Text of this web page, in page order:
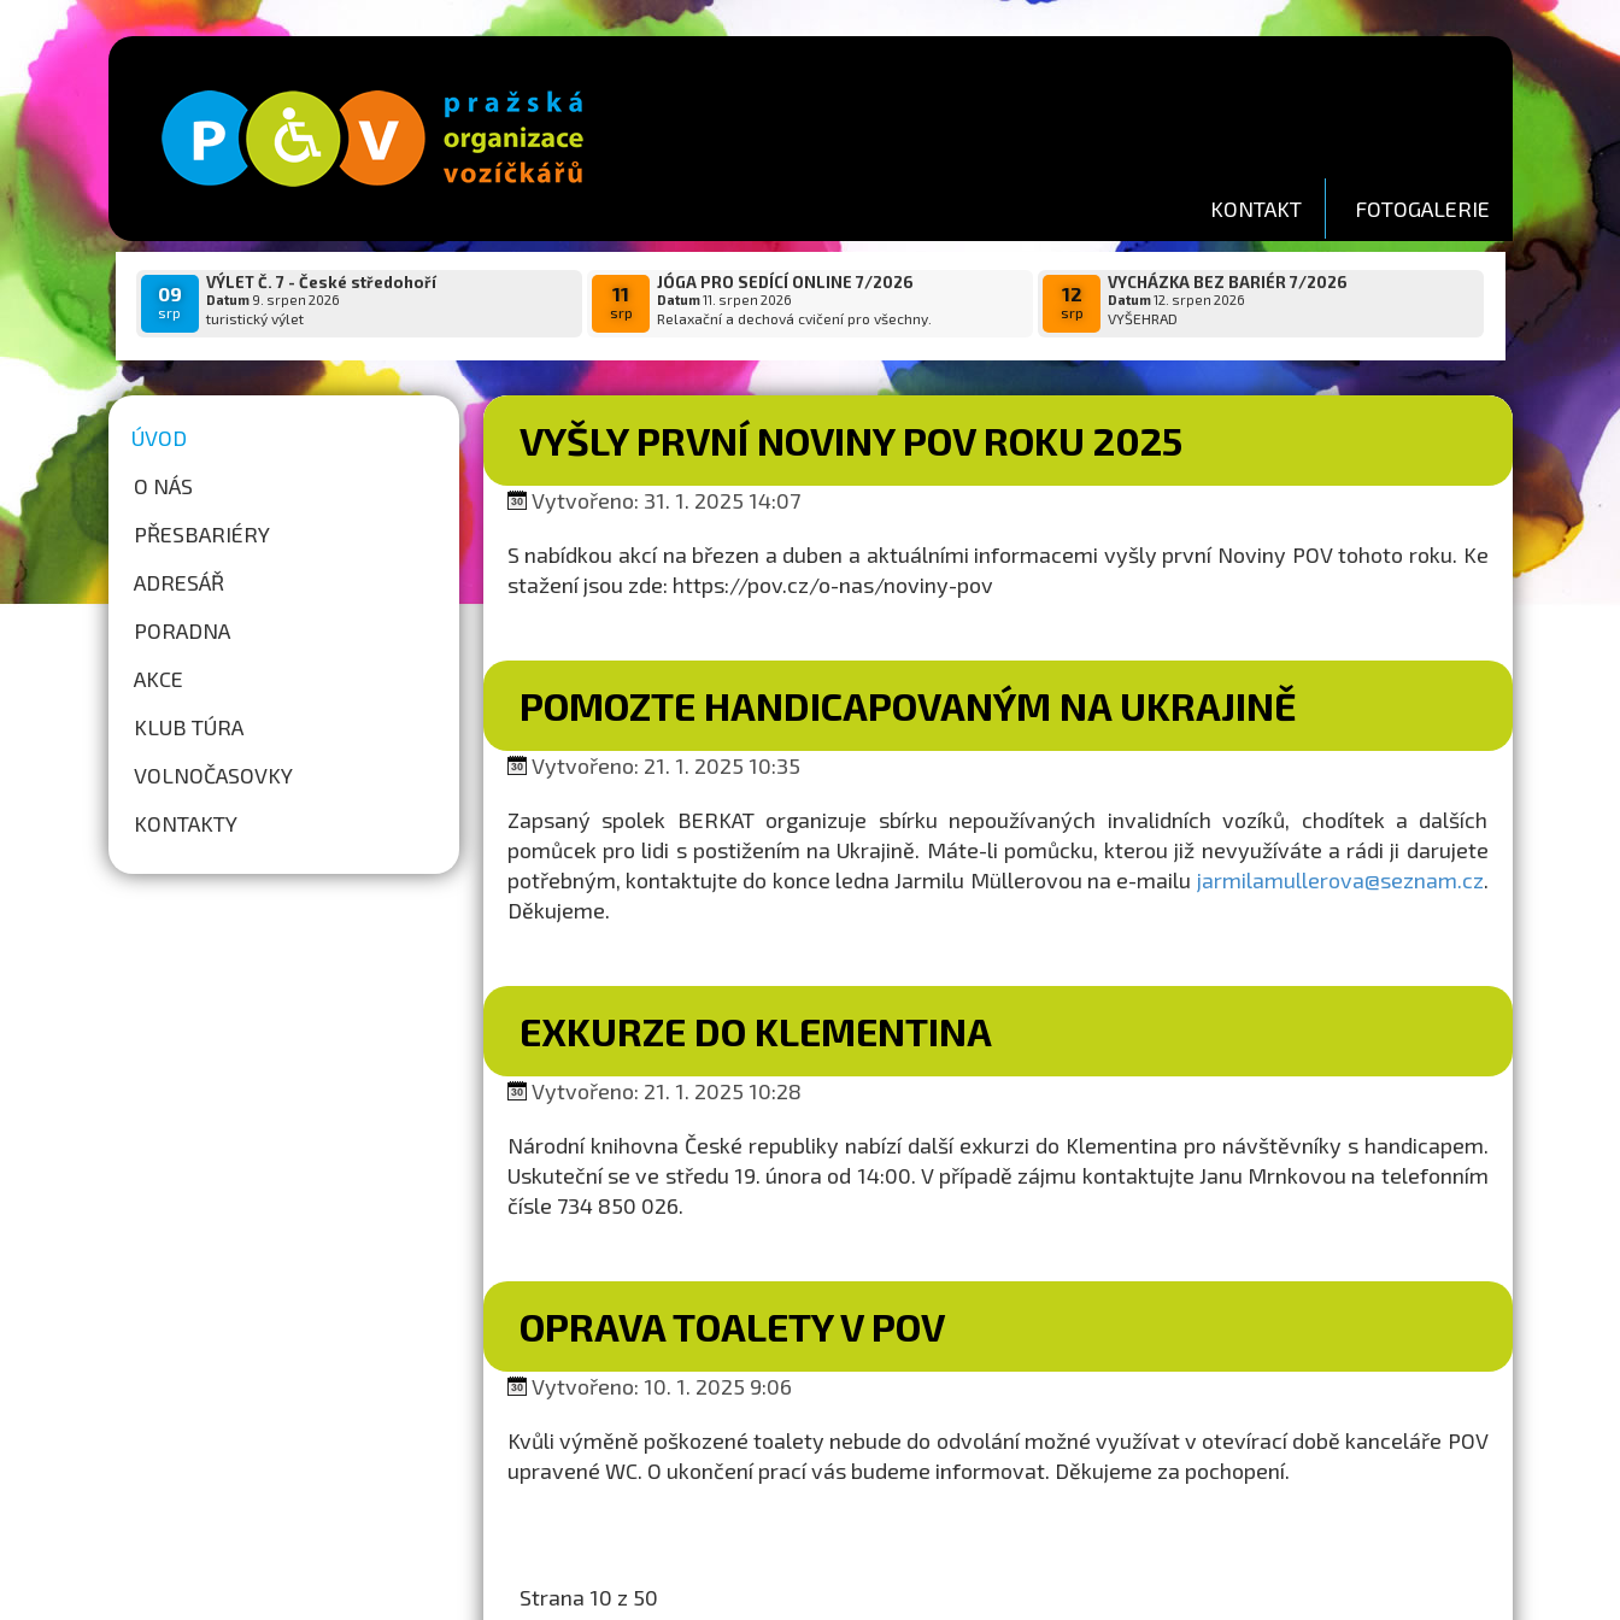
KONTAKT FOTOGALERIE
09
srp
VÝLET Č. 7 - České středohoří
Datum9. srpen 2026
turistický výlet
11
srp
JÓGA PRO SEDÍCÍ ONLINE 7/2026
Datum11. srpen 2026
Relaxační a dechová cvičení pro všechny.
12
srp
VYCHÁZKA BEZ BARIÉR 7/2026
Datum12. srpen 2026
VYŠEHRAD
ÚVOD
O NÁS
PŘESBARIÉRY
ADRESÁŘ
PORADNA
AKCE
KLUB TÚRA
VOLNOČASOVKY
KONTAKTY
VYŠLY PRVNÍ NOVINY POV ROKU 2025
Vytvořeno: 31. 1. 2025 14:07
S nabídkou akcí na březen a duben a aktuálními informacemi vyšly první Noviny POV tohoto roku. Ke
stažení jsou zde: https://pov.cz/o-nas/noviny-pov
POMOZTE HANDICAPOVANÝM NA UKRAJINĚ
Vytvořeno: 21. 1. 2025 10:35
Zapsaný spolek BERKAT organizuje sbírku nepoužívaných invalidních vozíků, chodítek a dalších
pomůcek pro lidi s postižením na Ukrajině. Máte-li pomůcku, kterou již nevyužíváte a rádi ji darujete
potřebným, kontaktujte do konce ledna Jarmilu Müllerovou na e-mailu jarmilamullerova@seznam.cz.
Děkujeme.
EXKURZE DO KLEMENTINA
Vytvořeno: 21. 1. 2025 10:28
Národní knihovna České republiky nabízí další exkurzi do Klementina pro návštěvníky s handicapem.
Uskuteční se ve středu 19. února od 14:00. V případě zájmu kontaktujte Janu Mrnkovou na telefonním
čísle 734 850 026.
OPRAVA TOALETY V POV
Vytvořeno: 10. 1. 2025 9:06
Kvůli výměně poškozené toalety nebude do odvolání možné využívat v otevírací době kanceláře POV
upravené WC. O ukončení prací vás budeme informovat. Děkujeme za pochopení.
Strana 10 z 50